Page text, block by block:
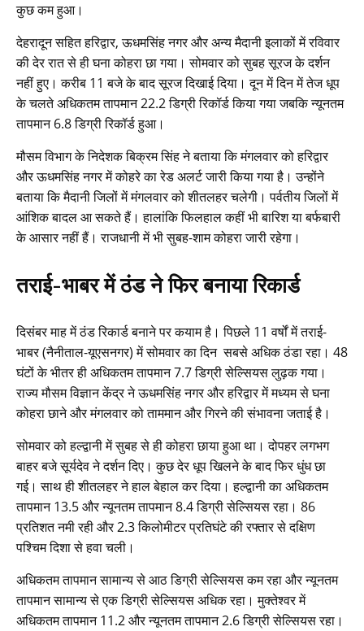
कुछ कम हुआ।
देहरादून सहित हरिद्वार, ऊधमसिंह नगर और अन्य मैदानी इलाकों में रविवार
की देर रात से ही घना कोहरा छा गया। सोमवार को सुबह सूरज के दर्शन
नहीं हुए। करीब 11 बजे के बाद सूरज दिखाई दिया। दून में दिन में तेज धूप
के चलते अधिकतम तापमान 22.2 डिग्री रिकॉर्ड किया गया जबकि न्यूनतम
तापमान 6.8 डिग्री रिकॉर्ड हुआ।
मौसम विभाग के निदेशक बिक्रम सिंह ने बताया कि मंगलवार को हरिद्वार
और ऊधमसिंह नगर में कोहरे का रेड अलर्ट जारी किया गया है। उन्होंने
बताया कि मैदानी जिलों में मंगलवार को शीतलहर चलेगी। पर्वतीय जिलों में
आंशिक बादल आ सकते हैं। हालांकि फिलहाल कहीं भी बारिश या बर्फबारी
के आसार नहीं हैं। राजधानी में भी सुबह-शाम कोहरा जारी रहेगा।
तराई-भाबर में ठंड ने फिर बनाया रिकार्ड
दिसंबर माह में ठंड रिकार्ड बनाने पर कयाम है। पिछले 11 वर्षों में तराई-
भाबर (नैनीताल-यूएसनगर) में सोमवार का दिन सबसे अधिक ठंडा रहा। 48
घंटों के भीतर ही अधिकतम तापमान 7.7 डिग्री सेल्सियस लुढ़क गया।
राज्य मौसम विज्ञान केंद्र ने ऊधमसिंह नगर और हरिद्वार में मध्यम से घना
कोहरा छाने और मंगलवार को ताममान और गिरने की संभावना जताई है।
सोमवार को हल्द्वानी में सुबह से ही कोहरा छाया हुआ था। दोपहर लगभग
बाहर बजे सूर्यदेव ने दर्शन दिए। कुछ देर धूप खिलने के बाद फिर धुंध छा
गई। साथ ही शीतलहर ने हाल बेहाल कर दिया। हल्द्वानी का अधिकतम
तापमान 13.5 और न्यूनतम तापमान 8.4 डिग्री सेल्सियस रहा। 86
प्रतिशत नमी रही और 2.3 किलोमीटर प्रतिघंटे की रफ्तार से दक्षिण
पश्चिम दिशा से हवा चली।
अधिकतम तापमान सामान्य से आठ डिग्री सेल्सियस कम रहा और न्यूनतम
तापमान सामान्य से एक डिग्री सेल्सियस अधिक रहा। मुक्तेश्वर में
अधिकतम तापमान 11.2 और न्यूनतम तापमान 2.6 डिग्री सेल्सियस रहा।